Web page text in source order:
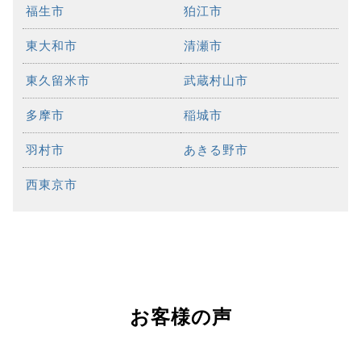
福生市 狛江市
東大和市 清瀬市
東久留米市 武蔵村山市
多摩市 稲城市
羽村市 あきる野市
西東京市
お客様の声